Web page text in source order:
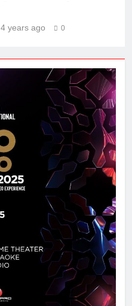
4 years ago 0